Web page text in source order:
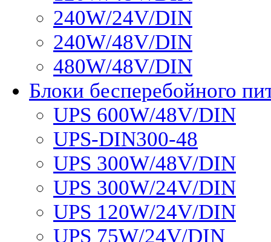
240W/24V/DIN
240W/48V/DIN
480W/48V/DIN
Блоки бесперебойного
UPS 600W/48V/DIN
UPS-DIN300-48
UPS 300W/48V/DIN
UPS 300W/24V/DIN
UPS 120W/24V/DIN
UPS 75W/24V/DIN